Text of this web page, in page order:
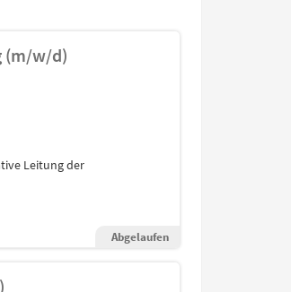
(m/w/d)
Leitung der
Abgelaufen